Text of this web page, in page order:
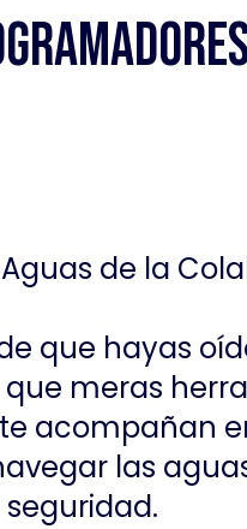
de la
que hayas
meras
acompañan
las